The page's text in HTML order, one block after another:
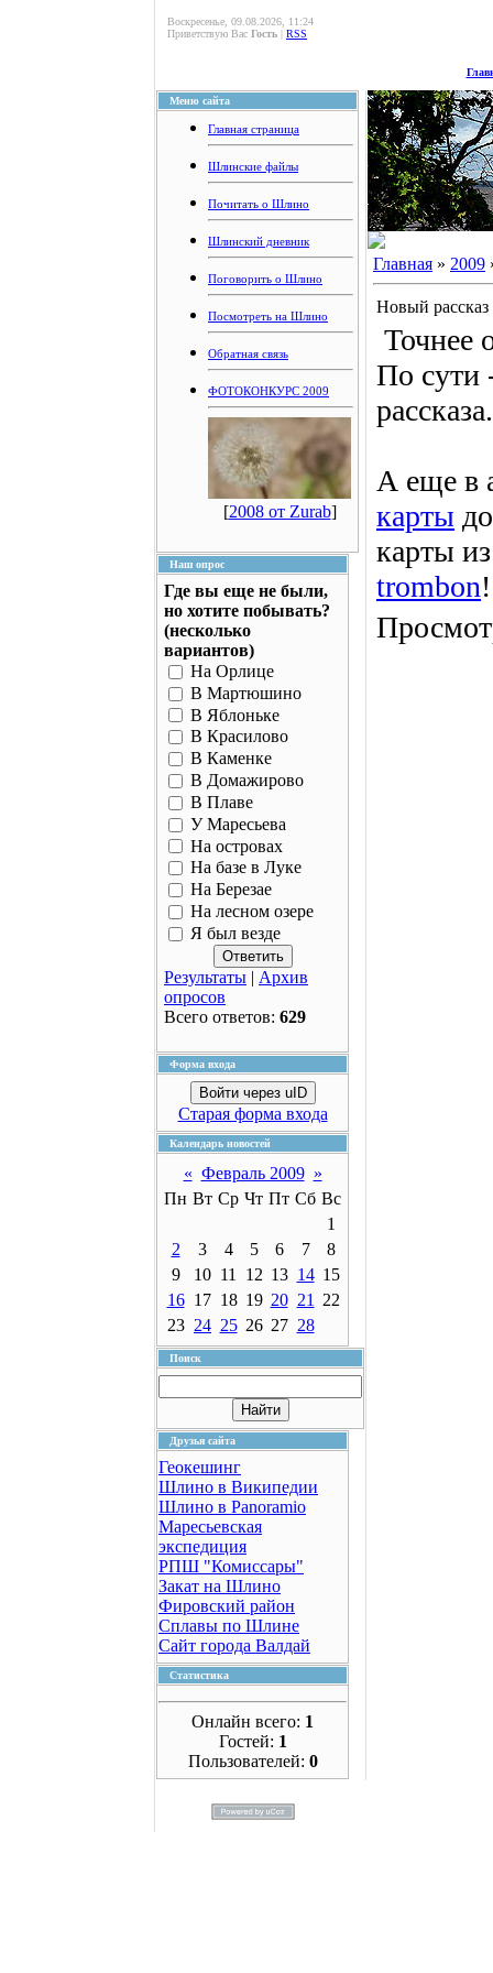
Воскресенье, 09.08.2026, 11:24
Приветствую Вас Гость | RSS
Меню сайта
Главная страница
Шлинские файлы
Почитать о Шлино
Шлинский дневник
Поговорить о Шлино
Посмотреть на Шлино
Обратная связь
ФОТОКОНКУРС 2009
[2008 от Zurab]
Наш опрос
Где вы еще не были,
но хотите побывать?
(несколько
вариантов)
На Орлице
В Мартюшино
В Яблоньке
В Красилово
В Каменке
В Домажирово
В Плаве
У Маресьева
На островах
На базе в Луке
На Березае
На лесном озере
Я был везде
Результаты | Архив
опросов
Всего ответов: 629
Форма входа
Войти через uID
Старая форма входа
Календарь новостей
« Февраль 2009 »
Пн Вт Ср Чт Пт Сб Вс
1
2
3 4 5 6 7
8
9
10 11 12 13 14 15
16 17 18 19 20 21
22
23 24 25 26 27 28
Поиск
Друзья сайта
Геокешинг
Шлино в Википедии
Шлино в Panoramio
Маресьевская
экспедиция
РПШ "Комиссары"
Закат на Шлино
Фировский район
Сплавы по Шлине
Сайт города Валдай
Статистика
Онлайн всего: 1
Гостей: 1
Пользователей: 0
Главная » 2009
Новый
Точнее
По сути
рассказа.
А еще в
карты
карты
trombon!